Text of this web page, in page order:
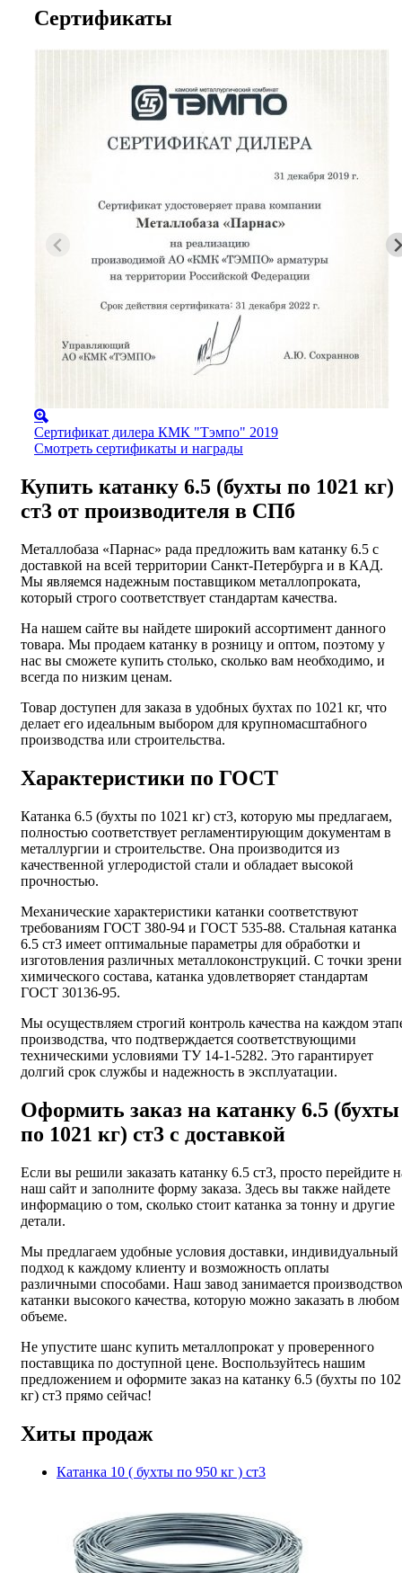
Сертификаты
Сертификат дилера КМК "Тэмпо" 2019
Смотреть сертификаты и награды
Купить катанку 6.5 (бухты по 1021 кг)
ст3 от производителя в СПб
Металлобаза «Парнас» рада предложить вам катанку 6.5 с
доставкой на всей территории Санкт-Петербурга и в КАД.
Мы являемся надежным поставщиком металлопроката,
который строго соответствует стандартам качества.
На нашем сайте вы найдете широкий ассортимент данного
товара. Мы продаем катанку в розницу и оптом, поэтому у
нас вы сможете купить столько, сколько вам необходимо, и
всегда по низким ценам.
Товар доступен для заказа в удобных бухтах по 1021 кг, что
делает его идеальным выбором для крупномасштабного
производства или строительства.
Характеристики по ГОСТ
Катанка 6.5 (бухты по 1021 кг) ст3, которую мы предлагаем,
полностью соответствует регламентирующим документам в
металлургии и строительстве. Она производится из
качественной углеродистой стали и обладает высокой
прочностью.
Механические характеристики катанки соответствуют
требованиям ГОСТ 380-94 и ГОСТ 535-88. Стальная катанка
6.5 ст3 имеет оптимальные параметры для обработки и
изготовления различных металлоконструкций. С точки
химического состава, катанка удовлетворяет стандартам
ГОСТ 30136-95.
Мы осуществляем строгий контроль качества на каждом
производства, что подтверждается соответствующими
техническими условиями ТУ 14-1-5282. Это гарантирует
долгий срок службы и надежность в эксплуатации.
Оформить заказ на катанку 6.5 (бухты
по 1021 кг) ст3 с доставкой
Если вы решили заказать катанку 6.5 ст3, просто перейдите
наш сайт и заполните форму заказа. Здесь вы также найдете
информацию о том, сколько стоит катанка за тонну и другие
детали.
Мы предлагаем удобные условия доставки, индивидуальный
подход к каждому клиенту и возможность оплаты
различными способами. Наш завод занимается
катанки высокого качества, которую можно заказать в любом
объеме.
Не упустите шанс купить металлопрокат у проверенного
поставщика по доступной цене. Воспользуйтесь нашим
предложением и оформите заказ на катанку 6.5 (бухты по
кг) ст3 прямо сейчас!
Хиты продаж
Катанка 10 ( бухты по 950 кг ) ст3